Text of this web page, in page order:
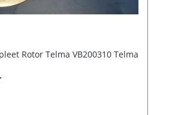
Rotor Telma VB200310 Telma